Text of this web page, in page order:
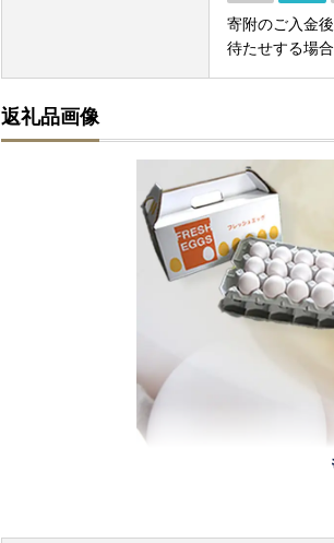
寄附のご入金
待たせする場
返礼品画像